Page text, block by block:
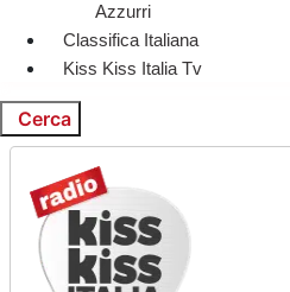
Azzurri
Classifica Italiana
Kiss Kiss Italia Tv
Cerca